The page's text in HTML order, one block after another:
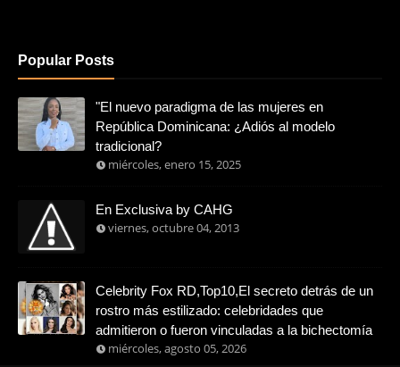
Popular Posts
"El nuevo paradigma de las mujeres en
República Dominicana: ¿Adiós al modelo
tradicional?
miércoles, enero 15, 2025
En Exclusiva by CAHG
viernes, octubre 04, 2013
Celebrity Fox RD,Top10,El secreto detrás de un
rostro más estilizado: celebridades que
admitieron o fueron vinculadas a la bichectomía
miércoles, agosto 05, 2026